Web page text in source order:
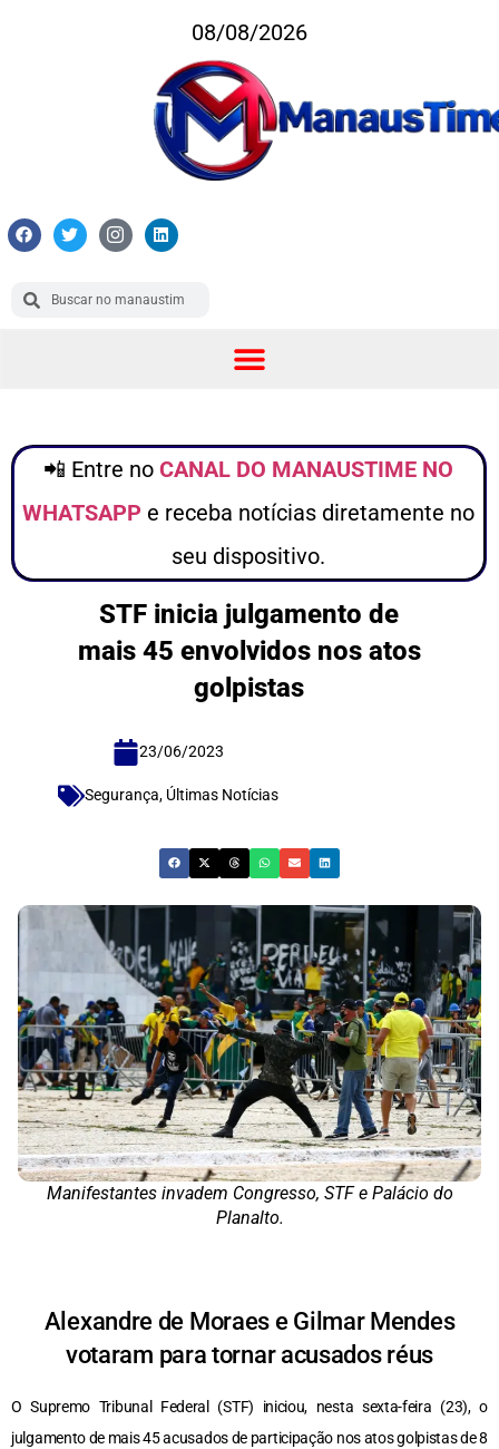
08/08/2026
📲 Entre no CANAL DO MANAUSTIME NO
WHATSAPP e receba notícias diretamente no
seu dispositivo.
STF inicia julgamento de
mais 45 envolvidos nos atos
golpistas
23/06/2023
Segurança, Últimas Notícias
Manifestantes invadem Congresso, STF e Palácio do
Planalto.
Alexandre de Moraes e Gilmar Mendes
votaram para tornar acusados réus
O Supremo Tribunal Federal (STF) iniciou, nesta sexta-feira (23), o
julgamento de mais 45 acusados de participação nos atos golpistas de 8